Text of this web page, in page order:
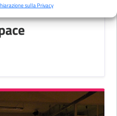
sulla Privacy